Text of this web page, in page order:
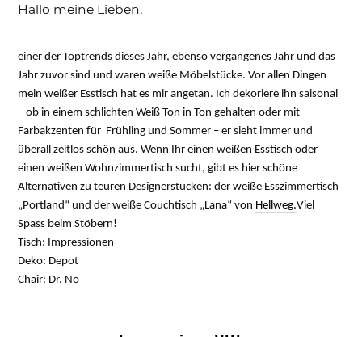
Hallo meine Lieben,
einer der Toptrends dieses Jahr, ebenso vergangenes Jahr und das
Jahr zuvor sind und waren weiße Möbelstücke. Vor allen Dingen
mein weißer Esstisch hat es mir angetan. Ich dekoriere ihn saisonal
– ob in einem schlichten Weiß Ton in Ton gehalten oder mit
Farbakzenten für Frühling und Sommer – er sieht immer und
überall zeitlos schön aus. Wenn Ihr einen weißen Esstisch oder
einen weißen Wohnzimmertisch sucht, gibt es hier schöne
Alternativen zu teuren Designerstücken: der weiße Esszimmertisch
„Portland“ und der weiße Couchtisch „Lana“ von Hellweg.Viel
Spass beimStöbern!
Tisch: Impressionen
Deko: Depot
Chair: Dr. No